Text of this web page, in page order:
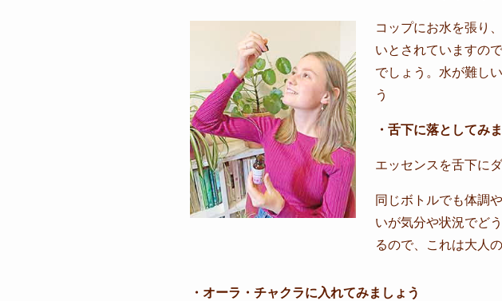
コップにお水を張り
いとされていますの
でしょう。水が難し
う
・舌下に落としてみ
エッセンスを舌下に
同じボトルでも体調
いが気分や状況でど
るので、これは大人
・オーラ・チャクラに入れてみましょう